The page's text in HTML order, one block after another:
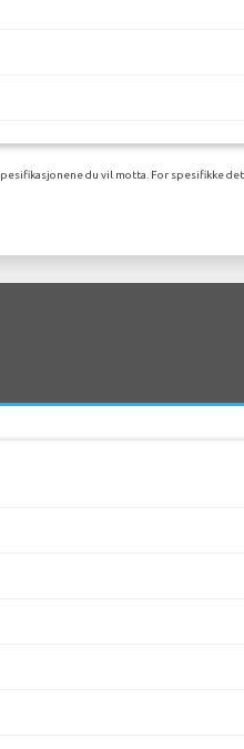
du vil motta. For spesifikke